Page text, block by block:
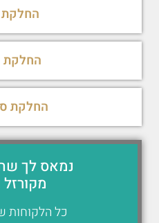
החלקת
החלקת
נמאס לך
מקורזל
כל הלקוחות